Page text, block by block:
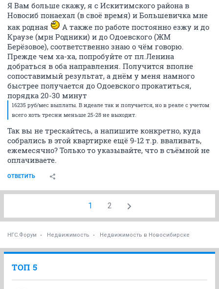
Я Вам больше скажу, я с Искитимского района в
Новосиб понаехал (в своё время) и Большевичка мне
как родная
А также по работе постоянно езжу и до
Краузе (мрн Родники) и до Одоевского (ЖМ
Берёзовое), соответственно знаю о чём говорю.
Прежде чем ха-ха, попробуйте от пл.Ленина
добраться в оба направления. Получится вполне
сопоставимый результат, а днём у меня намного
быстрее получается до Одоевского прокатиться,
порядка 20-30 минут
16235 руб/мес выплаты. В идеале так и получается, но в реале с учетом
всего хоть тресни меньше 25-28 не выходит.
Так вы не трескайтесь, а напишите конкретно, куда
собрались в этой квартирке ещё 9-12 т.р. вваливать,
ежемесячно? Только то указывайте, что в съёмной не
оплачиваете.
ОТВЕТИТЬ
1 2
НГС.Форум Недвижимость Недвижимость в Новосибирске
ТОП 5